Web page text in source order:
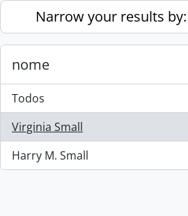
Skip to main content
Narrow your results by:
nome
Todos
Virginia Small
, 1 resultados
Harry M. Small
, 1 resultados